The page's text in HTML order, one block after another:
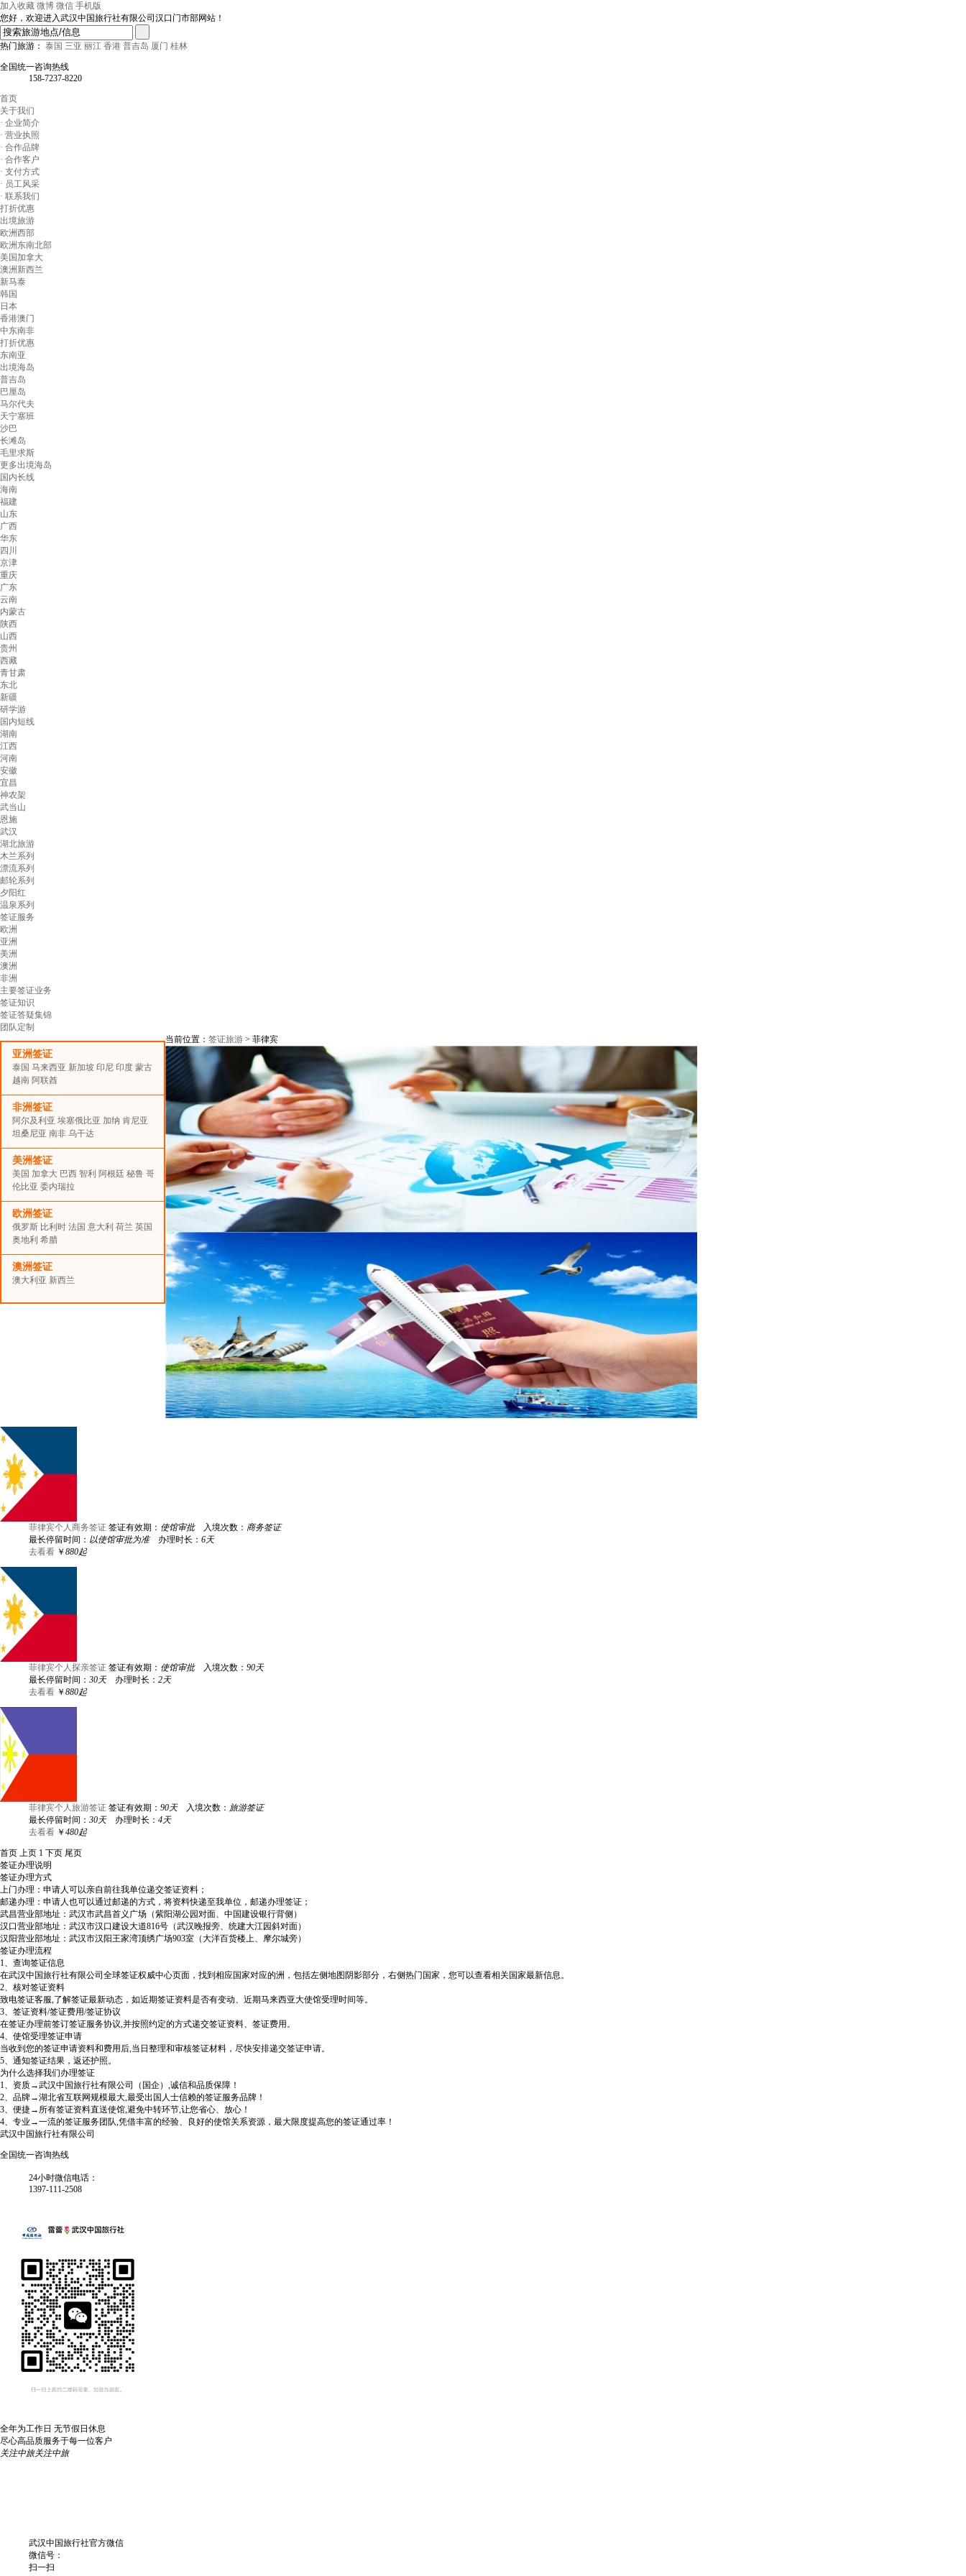
加入收藏 微博 微信 手机版
您好，欢迎进入武汉中国旅行社有限公司汉口门市部网站！
热门旅游： 泰国 三亚 丽江 香港 普吉岛 厦门 桂林
全国统一咨询热线
158-7237-8220
首页
关于我们
· 企业简介
· 营业执照
· 合作品牌
· 合作客户
· 支付方式
· 员工风采
· 联系我们
打折优惠
出境旅游
欧洲西部
欧洲东南北部
美国加拿大
澳洲新西兰
新马泰
韩国
日本
香港澳门
中东南非
打折优惠
东南亚
出境海岛
普吉岛
巴厘岛
马尔代夫
天宁塞班
沙巴
长滩岛
毛里求斯
更多出境海岛
国内长线
海南
福建
山东
广西
华东
四川
京津
重庆
广东
云南
内蒙古
陕西
山西
贵州
西藏
青甘肃
东北
新疆
研学游
国内短线
湖南
江西
河南
安徽
宜昌
神农架
武当山
恩施
武汉
湖北旅游
木兰系列
漂流系列
邮轮系列
夕阳红
温泉系列
签证服务
欧洲
亚洲
美洲
澳洲
非洲
主要签证业务
签证知识
签证答疑集锦
团队定制
亚洲签证
泰国 马来西亚 新加坡 印尼 印度 蒙古
越南 阿联酋
非洲签证
阿尔及利亚 埃塞俄比亚 加纳 肯尼亚
坦桑尼亚 南非 乌干达
美洲签证
美国 加拿大 巴西 智利 阿根廷 秘鲁 哥
伦比亚 委内瑞拉
欧洲签证
俄罗斯 比利时 法国 意大利 荷兰 英国
奥地利 希腊
澳洲签证
澳大利亚 新西兰
当前位置： 签证旅游 > 菲律宾
菲律宾个人商务签证 签证有效期： 使馆审批入境次数： 商务签证
最长停留时间： 以使馆审批为准办理时长： 6天
去看看 ￥ 880起
菲律宾个人探亲签证 签证有效期： 使馆审批入境次数： 90天
最长停留时间： 30天办理时长： 2天
去看看 ￥ 880起
菲律宾个人旅游签证 签证有效期： 90天入境次数： 旅游签证
最长停留时间： 30天办理时长： 4天
去看看 ￥ 480起
首页 上页 1 下页 尾页
签证办理说明
签证办理方式
上门办理：申请人可以亲自前往我单位递交签证资料；
邮递办理：申请人也可以通过邮递的方式，将资料快递至我单位，邮递办理签证；
武昌营业部地址：武汉市武昌首义广场（紫阳湖公园对面、中国建设银行背侧）
汉口营业部地址：武汉市汉口建设大道816号（武汉晚报旁、统建大江园斜对面）
汉阳营业部地址：武汉市汉阳王家湾顶绣广场903室（大洋百货楼上、摩尔城旁）
签证办理流程
1、查询签证信息
在武汉中国旅行社有限公司全球签证权威中心页面，找到相应国家对应的洲，包括左侧地图阴影部分，右侧热门国家，您可以查看相关国家最新信息。
2、核对签证资料
致电签证客服,了解签证最新动态，如近期签证资料是否有变动、近期马来西亚大使馆受理时间等。
3、签证资料/签证费用/签证协议
在签证办理前签订签证服务协议,并按照约定的方式递交签证资料、签证费用。
4、使馆受理签证申请
当收到您的签证申请资料和费用后,当日整理和审核签证材料，尽快安排递交签证申请。
5、通知签证结果，返还护照。
为什么选择我们办理签证
1、资质→武汉中国旅行社有限公司（国企）,诚信和品质保障！
2、品牌→湖北省互联网规模最大,最受出国人士信赖的签证服务品牌！
3、便捷→所有签证资料直送使馆,避免中转环节,让您省心、放心！
4、专业→一流的签证服务团队,凭借丰富的经验、良好的使馆关系资源，最大限度提高您的签证通过率！
武汉中国旅行社有限公司
全国统一咨询热线
24小时微信电话：
1397-111-2508
全年为工作日 无节假日休息
尽心高品质服务于每一位客户
关注中旅关注中旅
武汉中国旅行社官方微信
微信号：
扫一扫